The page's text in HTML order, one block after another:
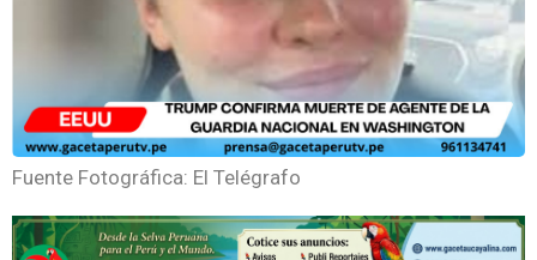
Fuente Fotográfica: El Telégrafo